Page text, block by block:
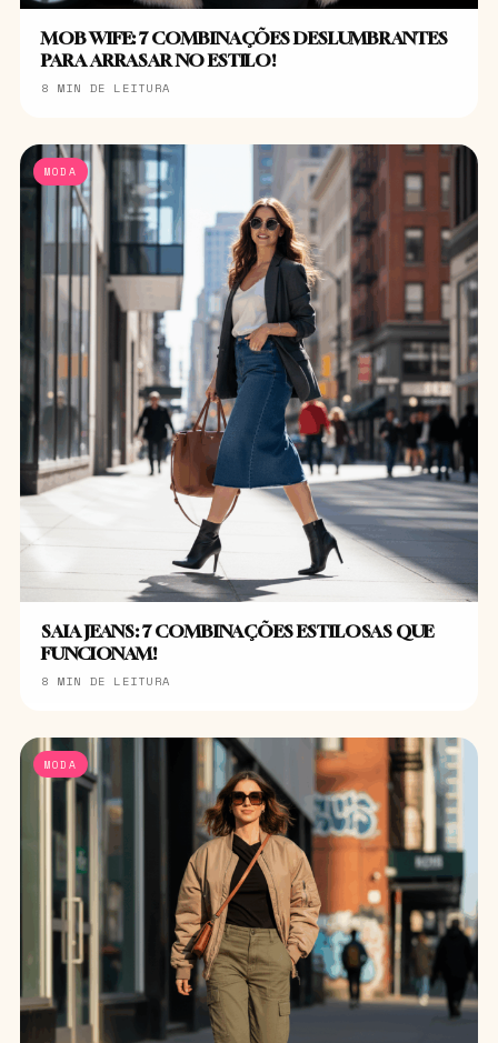
MOB WIFE: 7 COMBINAÇÕES DESLUMBRANTES
PARA ARRASAR NO ESTILO!
8 MIN DE LEITURA
MODA
SAIA JEANS: 7 COMBINAÇÕES ESTILOSAS QUE
FUNCIONAM!
8 MIN DE LEITURA
MODA